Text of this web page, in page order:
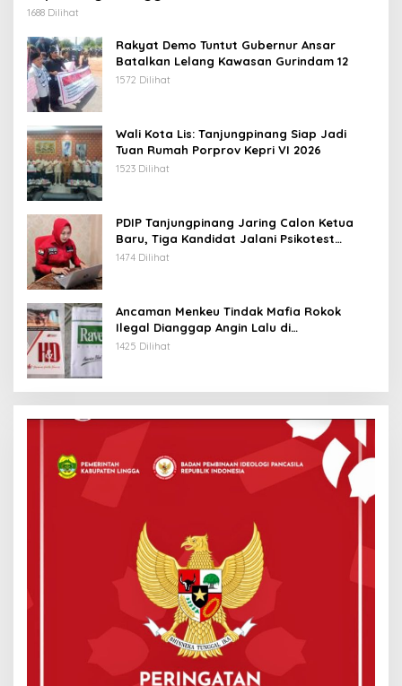
1688 Dilihat
Rakyat Demo Tuntut Gubernur Ansar
Batalkan Lelang Kawasan Gurindam 12
1572 Dilihat
Wali Kota Lis: Tanjungpinang Siap Jadi
Tuan Rumah Porprov Kepri VI 2026
1523 Dilihat
PDIP Tanjungpinang Jaring Calon Ketua
Baru, Tiga Kandidat Jalani Psikotest
Daring
1474 Dilihat
Ancaman Menkeu Tindak Mafia Rokok
Ilegal Dianggap Angin Lalu di
Tanjungpinang
1425 Dilihat